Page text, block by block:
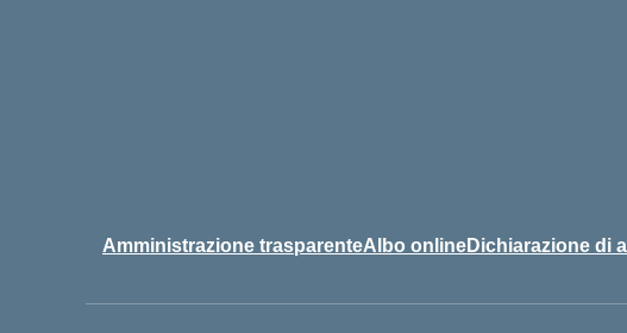
Amministrazione trasparenteAlbo onlineDichiarazione di